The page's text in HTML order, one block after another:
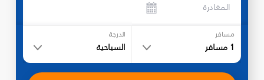
المغادرة
مسافر
1 مسافر
الدرجة
السياحية